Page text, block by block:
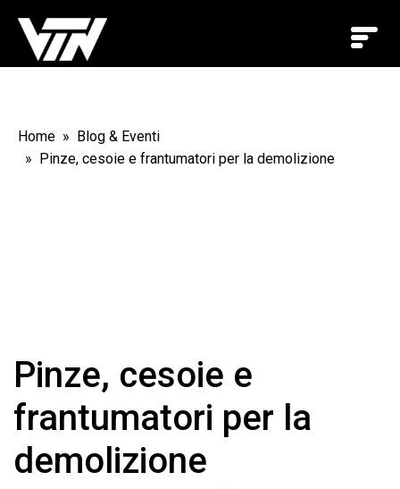
Home
Blog & Eventi
Pinze, cesoie e frantumatori per la demolizione
Pinze, cesoie e
frantumatori per la
demolizione